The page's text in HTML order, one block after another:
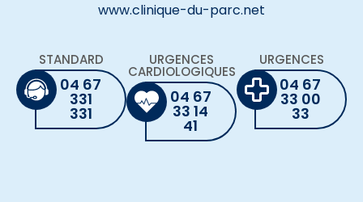
www.clinique-du-parc.net
STANDARD
04 67
331
331
URGENCES
CARDIOLOGIQUES
04 67
33 14
41
URGENCES
04 67
33 00
33